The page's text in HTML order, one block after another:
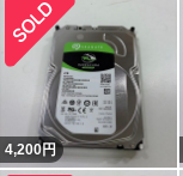
4,200円